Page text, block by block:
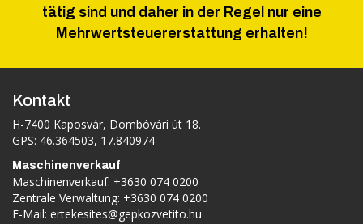
tätig sind und daher in der Regel nur eine
Mehrwertsteuererstattung erhalten!
Kontakt
H-7400 Kaposvár, Dombóvári út 18.
GPS: 46.364503, 17.840974
Maschinenverkauf
Maschinenverkauf: +3630 074 0200
Zentrale Verwaltung: +3630 074 0200
E-Mail: ertekesites@gepkozvetito.hu